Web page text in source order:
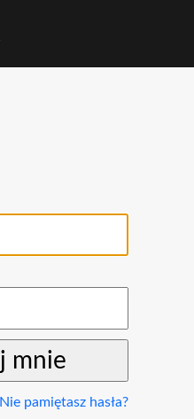
Nie pamiętasz hasła?